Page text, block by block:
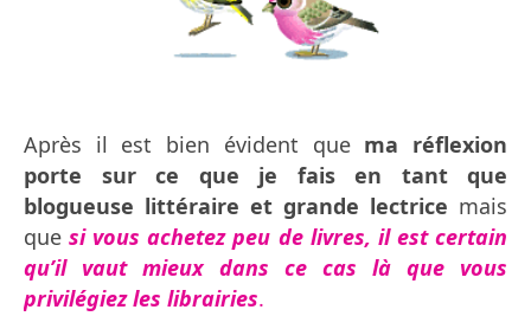
Après il est bien évident que ma réflexion
porte sur ce que je fais en tant que
blogueuse littéraire et grande lectrice mais
quesi vous achetez peu de livres, il est certain
qu’il vaut mieux dans ce cas là que vous
privilégiez les librairies.